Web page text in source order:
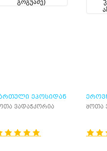
ᲔᲞᲝᲡᲘᲓᲐᲜ
ᲚᲔᲒᲔᲜᲓᲐ
ვადაჭკორია შოთა